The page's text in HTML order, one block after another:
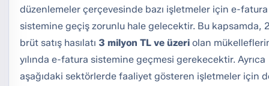
düzenlemeler çerçevesinde bazı işletmeler için e-fatura
sistemine geçiş zorunlu hale gelecektir. Bu kapsamda,
brüt satış hasılatı 3 milyon TL ve üzeri olan
yılında e-fatura sistemine geçmesi gerekecektir. Ayrıca
aşağıdaki sektörlerde faaliyet gösteren işletmeler için